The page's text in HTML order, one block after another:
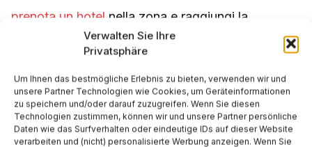
Verwalten Sie Ihre
Privatsphäre
Um Ihnen das bestmögliche Erlebnis zu bieten, verwenden wir und
unsere Partner Technologien wie Cookies, um Geräteinformationen
zu speichern und/oder darauf zuzugreifen. Wenn Sie diesen
Technologien zustimmen, können wir und unsere Partner persönliche
Daten wie das Surfverhalten oder eindeutige IDs auf dieser Website
verarbeiten und (nicht) personalisierte Werbung anzeigen. Wenn Sie
prenota un hotel nella zona e raggiungi la
destinazione con unvolo
è il
modo migliore per esplorare i dintorni. Le
esperienze guidateti portano nei luoghi più belli
con la competenza di guide locali.